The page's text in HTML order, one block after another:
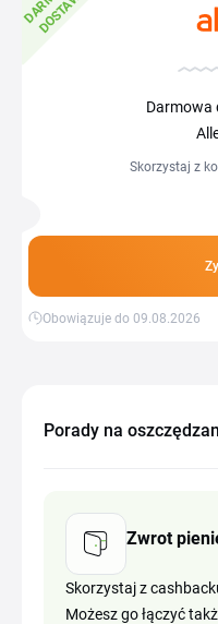
Darmowa
Skorzystaj z
Obowiązuje do 09.08.2026
Porady na
Zwrot
Skorzystaj z
Możesz go łączyć